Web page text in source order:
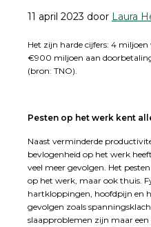
11 april 2023 door Laura
Het zijn harde cijfers: 4
€900 miljoen aan
(bron: TNO).
Pesten op het werk kent
Naast verminderde
bevlogenheid op het werk
veel meer gevolgen. Het
op het werk, maar ook thuis.
hartkloppingen, hoofdpijn en
gevolgen zoals
slaapproblemen zijn maar een